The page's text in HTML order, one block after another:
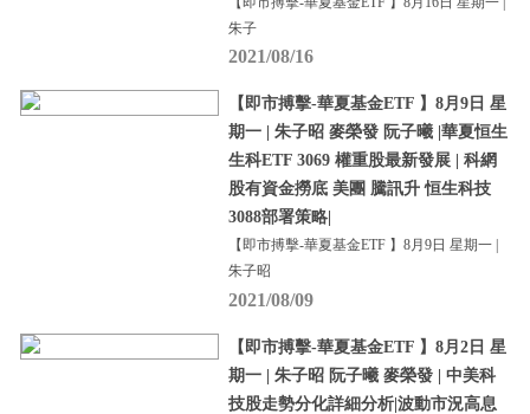
朱子
2021/08/16
【即市搏擊-華夏基金ETF 】8月9日 星
期一 | 朱子昭 麥榮發 阮子曦 |華夏恒生
生科ETF 3069 權重股最新發展 | 科網
股有資金撈底 美團 騰訊升 恒生科技
3088部署策略|
【即市搏擊-華夏基金ETF 】8月9日 星期一 |
朱子昭
2021/08/09
【即市搏擊-華夏基金ETF 】8月2日 星
期一 | 朱子昭 阮子曦 麥榮發 | 中美科
技股走勢分化詳細分析|波動市況高息